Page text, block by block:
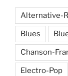
Alternative-
Blues
Chanson-
Electro-Pop